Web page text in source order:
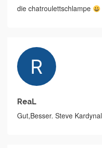
die chatroulettschlampe
ReaL
Gut,Besser. Steve Kardynal